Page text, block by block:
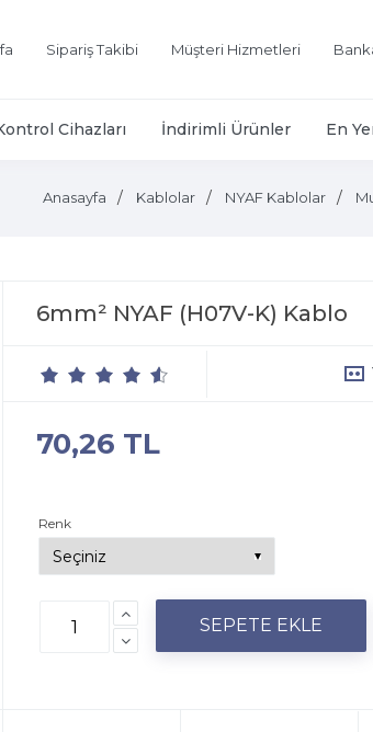
Sipariş Takibi Müşteri Hizmetleri
Cihazları İndirimli Ürünler En
Anasayfa Kablolar NYAF Kablolar
6mm² NYAF (H07V-K) Kablo
70,26 TL
Renk